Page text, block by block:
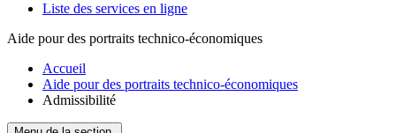
Liste des services en ligne
Aide pour des portraits technico-économiques
Accueil
Aide pour des portraits technico-économiques
Admissibilité